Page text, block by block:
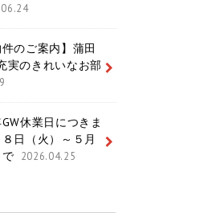
件のご案内】蒲田
実のきれいなお部
GW休業日につきま
日（火）～５月
2026.04.25